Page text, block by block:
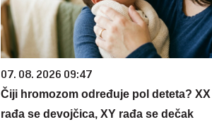
07. 08. 2026 09:47
Čiji hromozom određuje pol deteta? XX
rađa se devojčica, XY rađa se dečak